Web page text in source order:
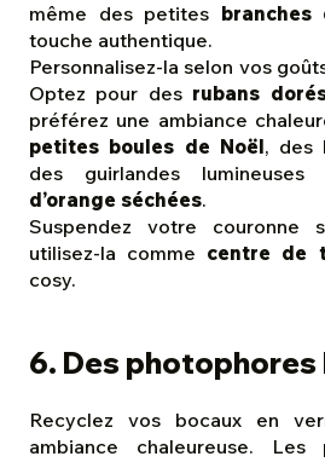
même des petites branches
touche authentique.
Personnalisez-la selon vos
Optez pour des rubans
préférez une ambiance
petites boules de Noël, des
des guirlandes
d’orange séchées.
Suspendez votre couronne
utilisez-la comme centre de
cosy.
6. Des photophores
Recyclez vos bocaux en
ambiance chaleureuse.